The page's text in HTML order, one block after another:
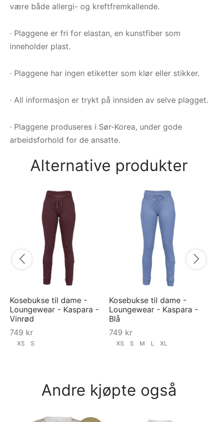
være både allergi- og kreftfremkallende.
· Plaggene er fri for elastan, en kunstfiber som
inneholder plast.
· Plaggene har ingen etiketter som klør eller stikker.
· All informasjon er trykt på innsiden av selve plagget.
· Plaggene produseres i Sør-Korea, under gode
arbeidsforhold for de ansatte.
Alternative produkter
Kosebukse til dame -
Loungewear - Kaspara -
Vinrød
749 kr
XS S
Kosebukse til dame -
Loungewear - Kaspara -
Blå
749 kr
XS S M L XL
Andre kjøpte også